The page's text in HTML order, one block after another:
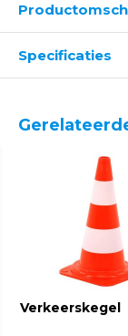
Specificaties
Verkeerskegel